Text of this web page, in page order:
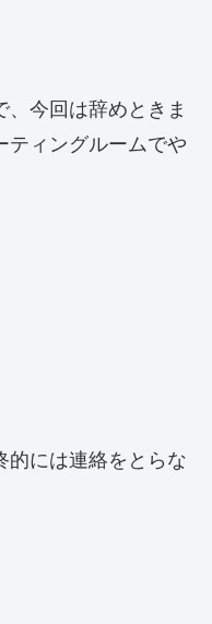
今回は辞めときま
ティングルームでや
的には連絡をとらな